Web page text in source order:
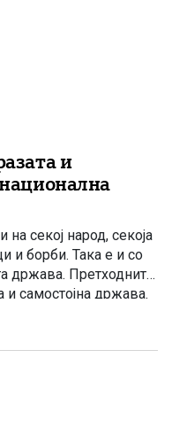
и
на секој народ, секоја
и борби. Така е и со
држава. Претходните
и самостојна држава.
востание во
на […]